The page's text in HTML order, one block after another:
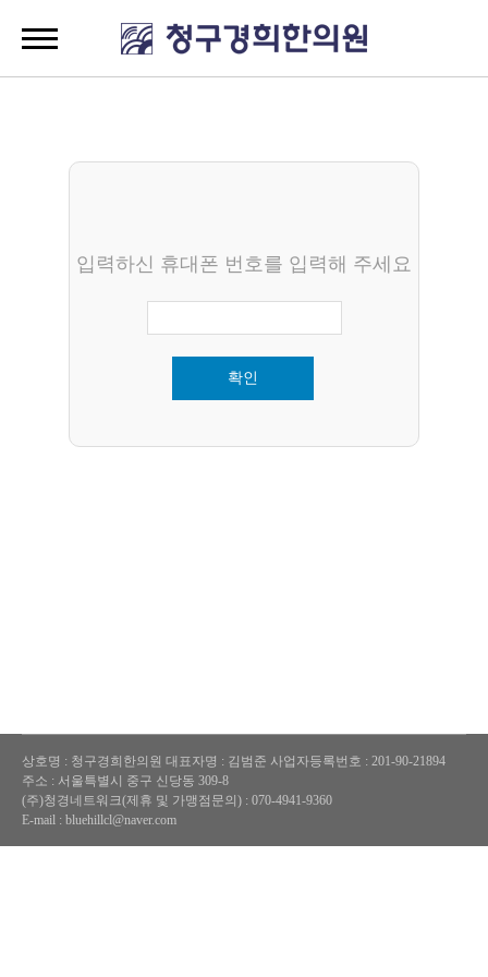
입력하신 휴대폰 번호를 입력해 주세요
확인
상호명 : 청구경희한의원 대표자명 : 김범준 사업자등록번호 : 201-90-21894
주소 : 서울특별시 중구 신당동 309-8
(주)청경네트워크(제휴 및 가맹점문의) : 070-4941-9360
E-mail : bluehillcl@naver.com